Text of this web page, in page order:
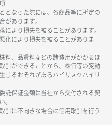
となった際には、各商品等に所定の
があります。
により損失を被ることがあります。
化により損失を被ることがありま
料、品貸料などの諸費用がかかるほ
引ができることから、株価等の変動
じるおそれがあるハイリスクハイリ
託保証金額は当社から交付される契
。
引に不向きな場合は信用取引を行う